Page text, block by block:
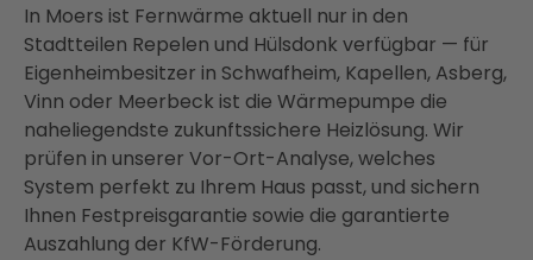
In Moers ist Fernwärme aktuell nur in den
Stadtteilen Repelen und Hülsdonk verfügbar — für
Eigenheimbesitzer in Schwafheim, Kapellen, Asberg,
Vinn oder Meerbeck ist die Wärmepumpe die
naheliegendste zukunftssichere Heizlösung. Wir
prüfen in unserer Vor-Ort-Analyse, welches
System perfekt zu Ihrem Haus passt, und sichern
Ihnen Festpreisgarantie sowie die garantierte
Auszahlung der KfW-Förderung.